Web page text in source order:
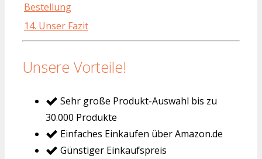
Bestellung
14. Unser Fazit
Unsere Vorteile!
Sehr große Produkt-Auswahl bis zu
30.000 Produkte
Einfaches Einkaufen über Amazon.de
Günstiger Einkaufspreis